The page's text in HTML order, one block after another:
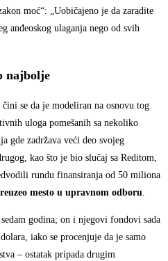
moć“: „Uobičajeno je da zaradite
anđeoskog ulaganja nego od svih
najbolje
se da je modeliran na osnovu tog
uloga pomešanih sa nekoliko
gde zadržava veći deo svojeg
kao što je bio slučaj sa Reditom,
rundu finansiranja od 50 miliona
mesto u upravnom odboru.
godina; on i njegovi fondovi sada
iako se procenjuje da je samo
– ostatak pripada drugim